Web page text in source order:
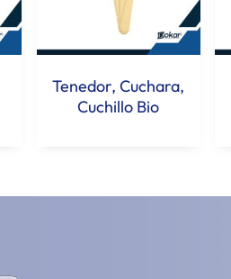
Tenedor, Cuchara,
Cuchillo Bio